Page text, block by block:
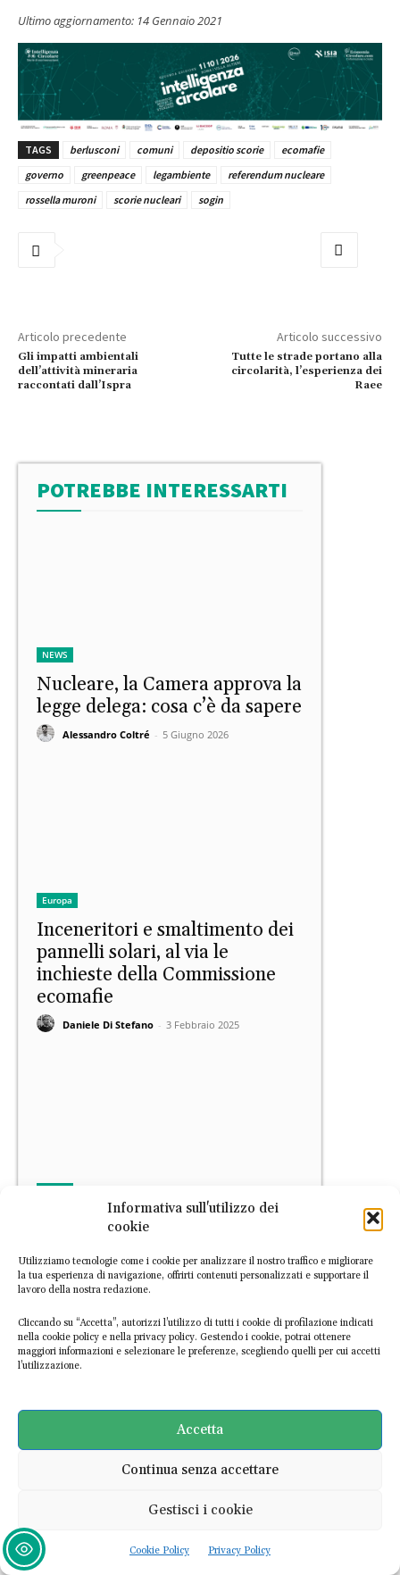
Informativa sull'utilizzo dei
cookie
Utilizziamo tecnologie come i cookie per analizzare il nostro traffico e migliorare
la tua esperienza di navigazione, offrirti contenuti personalizzati e supportare il
lavoro della nostra redazione.
Cliccando su “Accetta”, autorizzi l’utilizzo di tutti i cookie di profilazione indicati
nella cookie policy e nella privacy policy. Gestendo i cookie, potrai ottenere
maggiori informazioni e selezionare le preferenze, scegliendo quelli per cui accetti
l’utilizzazione.
Accetta
Continua senza accettare
Gestisci i cookie
Cookie Policy Privacy Policy
Ultimo aggiornamento: 14 Gennaio 2021
TAGS berlusconi comuni depositio scorie
ecomafie
governo
greenpeace legambiente
referendum nucleare
rossella muroni
scorie nucleari sogin
Articolo precedente
Gli impatti ambientali
dell’attività mineraria
raccontati dall’Ispra
Articolo successivo
Tutte le strade portano alla
circolarità, l’esperienza dei
Raee
POTREBBE INTERESSARTI
NEWS
Nucleare, la Camera approva la
legge delega: cosa c’è da sapere
Alessandro Coltré - 5 Giugno 2026
Europa
Inceneritori e smaltimento dei
pannelli solari, al via le
inchieste della Commissione
ecomafie
Daniele Di Stefano - 3 Febbraio 2025
Cosa succede dopo
ripristino della natura?
EconomiaCircolare.com
la legge sulla natura non c’è
l’Italia
EconomiaCircolare.com - 21 Maggio 2024